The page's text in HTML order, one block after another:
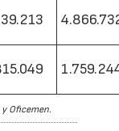
Oficemen.